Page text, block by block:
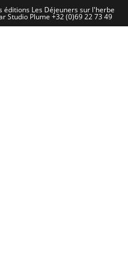
éditions Les Déjeuners sur l'herbe
Studio Plume +32 (0)69 22 73 49